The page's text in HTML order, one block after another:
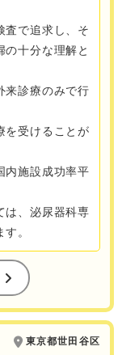
査で追求し、そ
十分な理解と
来診療のみで行
を受けることが
内施設成功率平
は、泌尿器科専
。
東京都世田谷区